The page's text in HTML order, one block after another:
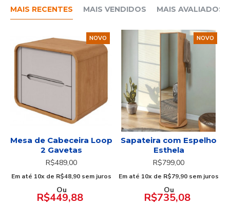
MAIS RECENTES MAIS VENDIDOS MAIS AVALIADOS
NOVO
Mesa de Cabeceira Loop
2 Gavetas
R$489,00
Em até 10x de R$48,90 sem juros
Ou
R$449,88
NOVO
Sapateira com Espelho
Esthela
R$799,00
Em até 10x de R$79,90 sem juros
Ou
R$735,08